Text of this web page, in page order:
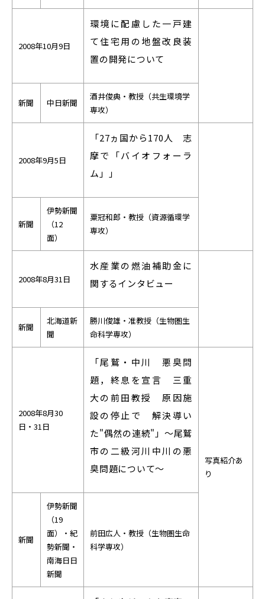
2008年10月9日
環境に配慮した一戸建
て住宅用の地盤改良装
置の開発について
新聞 中日新聞
酒井俊典・教授（共生環境学
専攻）
2008年9月5日
「27ヵ国から170人 志
摩で「バイオフォーラ
ム」」
新聞
伊勢新聞
（12
面）
粟冠和郎・教授（資源循環学
専攻）
2008年8月31日
水産業の燃油補助金に
関するインタビュー
新聞
北海道新
聞
勝川俊雄・准教授（生物圏生
命科学専攻）
2008年8月30
日・31日
「尾鷲・中川 悪臭問
題，終息を宣言 三重
大の前田教授 原因施
設の停止で 解決導い
た"偶然の連続"」～尾鷲
市の二級河川中川の悪
臭問題について～
写真紹介あ
り
新聞
伊勢新聞
（19
面）・紀
勢新聞・
南海日日
新聞
前田広人・教授（生物圏生命
科学専攻）